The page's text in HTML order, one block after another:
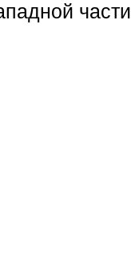
части